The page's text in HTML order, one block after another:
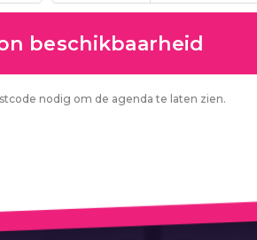
nodig om de agenda te laten zien.